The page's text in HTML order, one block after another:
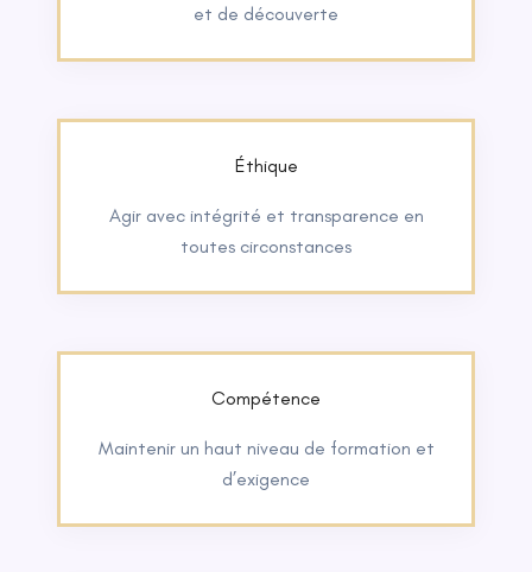
et de découverte
Éthique
Agir avec intégrité et transparence en
toutes circonstances
Compétence
Maintenir un haut niveau de formation et
d’exigence